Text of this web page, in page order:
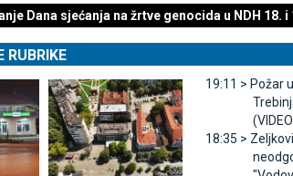
Dana sjećanja na žrtve genocida u NDH 18. i
RUBRIKE
19:11 > Požar
18:35 >